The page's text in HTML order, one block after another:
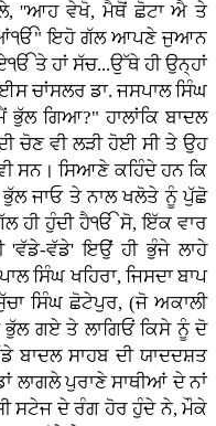
''ਆਹ ਵੇਖੋ, ਮੈਥੋਂ ਛੋਟਾ ਐ ਤੇ
ਆਂੴ" ਇਹੋ ਗੱਲ ਆਪਣੇ ਜੁਆਨ
ਤੇ ਹਾਂ ਸੱਚ...ਉੱਥੇ ਹੀ ਉਨ੍ਹਾਂ
ਚਾਂਸਲਰ ਡਾ. ਜਸਪਾਲ ਸਿੰਘ
ਗਿਆ?" ਹਾਲਾਂਕਿ ਬਾਦਲ
ਚੋਣ ਵੀ ਲੜੀ ਹੋਈ ਸੀ ਤੇ ਉਹ
ਸਨ। ਸਿਆਣੇ ਕਹਿੰਦੇ ਹਨ ਕਿ
ਜਾਓ ਤੇ ਨਾਲ ਖਲੋਤੇ ਨੂੰ ਪੁੱਛੋ
ਹੀ ਹੁੰਦੀ ਹੈੴ ਸੋ, ਇੱਕ ਵਾਰ
'ਵੱਡੇ-ਵੱਡੇ' ਇਉਂ ਹੀ ਭੁੰਜੇ ਲਾਹੇ
ਸਿੰਘ ਖਹਿਰਾ, ਜਿਸਦਾ ਬਾਪ
ਸਿੰਘ ਛੋਟੇਪੁਰ, (ਜੋ ਅਕਾਲੀ
ਭੁੱਲ ਗਏ ਤੇ ਲਾਗਿਓਂ ਕਿਸੇ ਨੂੰ ਦੋ
ਸਾਹਬ ਦੀ ਯਾਦਦਸ਼ਤ
ਲਾਗਲੇ ਪੁਰਾਣੇ ਸਾਥੀਆਂ ਦੇ ਨਾਂ
ਸਟੇਜ ਦੇ ਰੰਗ ਹੋਰ ਹੁੰਦੇ ਨੇ, ਮੌਕੇ